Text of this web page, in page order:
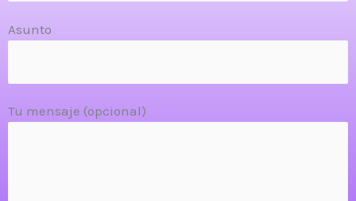
Asunto
Tu mensaje (opcional)